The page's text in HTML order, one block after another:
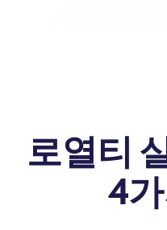
로열티
4가